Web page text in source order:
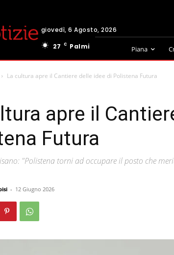
giovedì, 6 Agosto, 2026
27
C Palmi Piana
La cultura apre il Cantiere delle idee di Polistena Futura
apre il
Futura
"Polistena torni ad occupare il posto che
- 12 Giugno 2026